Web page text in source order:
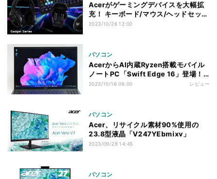
Acerがゲーミングデバイスを大幅拡
充！ キーボード/マウス/ヘッドセッ
ト/TWSで全6製品
2023/10/26 12:00
パソコン
AcerからAI内蔵Ryzen搭載モバイル
ノートPC「Swift Edge 16」登場！
有機EL、16型大画面の使い心地は？
2023/10/16 06:00 レビュー
パソコン
Acer、リサイクル素材90%使用の
23.8型液晶「V247YEbmixv」
2023/09/28 14:45
パソコン